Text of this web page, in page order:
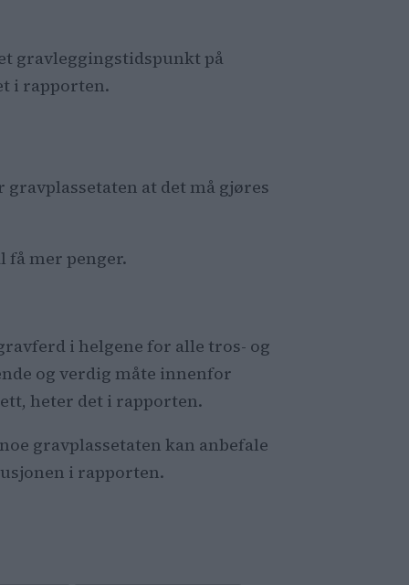
gravleggingstidspunkt på
i rapporten.
at det må gjøres
få mer penger.
i helgene for alle tros- og
og verdig måte innenfor
heter det i rapporten.
gravplassetaten kan anbefale
i rapporten.